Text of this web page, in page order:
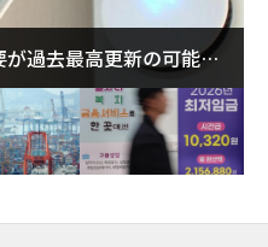
過去最高更新の可能性